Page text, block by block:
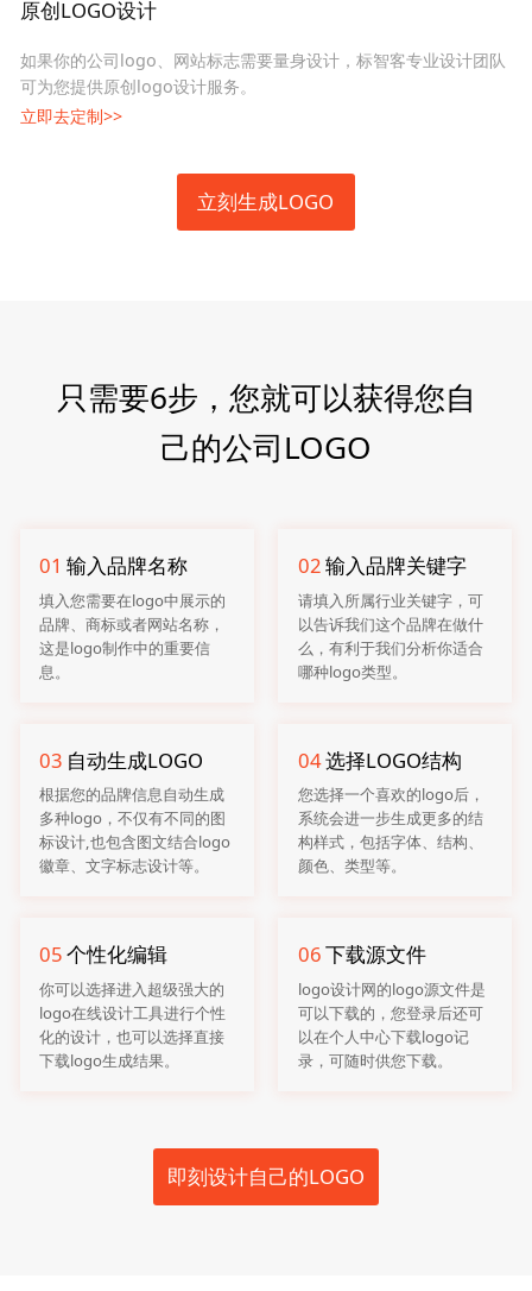
原创LOGO设计
如果你的公司logo、网站标志需要量身设计，标智客专业设计团队
可为您提供原创logo设计服务。
立即去定制>>
立刻生成LOGO
只需要6步，您就可以获得您自
己的公司LOGO
01 输入品牌名称
填入您需要在logo中展示的
品牌、商标或者网站名称，
这是logo制作中的重要信
息。
02输入品牌关键字
请填入所属行业关键字，可
以告诉我们这个品牌在做什
么，有利于我们分析你适合
哪种logo类型。
03 自动生成LOGO
根据您的品牌信息自动生成
多种logo，不仅有不同的图
标设计,也包含图文结合logo
徽章、文字标志设计等。
04选择LOGO结构
您选择一个喜欢的logo后，
系统会进一步生成更多的结
构样式，包括字体、结构、
颜色、类型等。
05个性化编辑
你可以选择进入超级强大的
logo在线设计工具进行个性
化的设计，也可以选择直接
下载logo生成结果。
06下载源文件
logo设计网的logo源文件是
可以下载的，您登录后还可
以在个人中心下载logo记
录，可随时供您下载。
即刻设计自己的LOGO